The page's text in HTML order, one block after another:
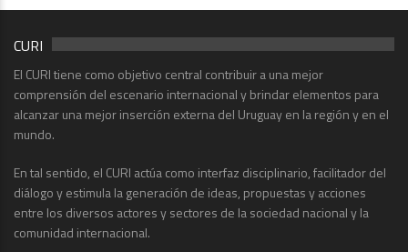
CURI
El CURI tiene como objetivo central contribuir a una mejor
comprensión del escenario internacional y brindar elementos para
alcanzar una mejor inserción externa del Uruguay en la región y en el
mundo.
En tal sentido, el CURI actúa como interfaz disciplinario, facilitador del
diálogo y estimula la generación de ideas, propuestas y acciones
entre los diversos actores y sectores de la sociedad nacional y la
comunidad internacional.